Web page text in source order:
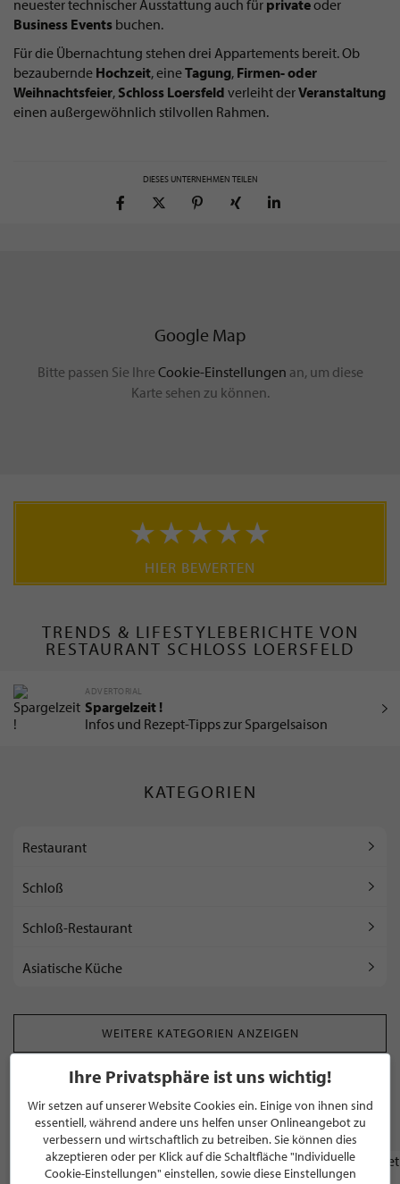
neuester technischer Ausstattung auch für privateoder
Business Events buchen.
Für die Übernachtung stehen drei Appartements bereit. Ob
bezaubernde Hochzeit, eineTagung, Firmen- oder
Weihnachtsfeier, Schloss Loersfeld verleiht derVeranstaltung
einen außergewöhnlich stilvollen Rahmen.
DIESES UNTERNEHMEN TEILEN
Google Map
Bitte passen Sie Ihre Cookie-Einstellungen an, um diese
Karte sehen zu können.
HIER BEWERTEN
TRENDS & LIFESTYLEBERICHTE VON
RESTAURANT SCHLOSS LOERSFELD
ADVERTORIAL
Spargelzeit !
Infos und Rezept-Tipps zur Spargelsaison
KATEGORIEN
Restaurant
Schloß
Schloß-Restaurant
Asiatische Küche
WEITERE KATEGORIEN ANZEIGEN
WEITERE STILPUNKTE GANZ IN DER NÄHE
VON "RESTAURANT SCHLOSS LOERSFELD"
OPTIKER
Ihre Privatsphäre ist uns wichtig!
Wir setzen auf unserer Website Cookies ein. Einige von ihnen sind
essentiell, während andere uns helfen unser Onlineangebot zu
verbessern und wirtschaftlich zu betreiben. Sie können dies
akzeptieren oder per Klick auf die Schaltfläche "Individuelle
Cookie-Einstellungen" einstellen, sowie diese Einstellungen